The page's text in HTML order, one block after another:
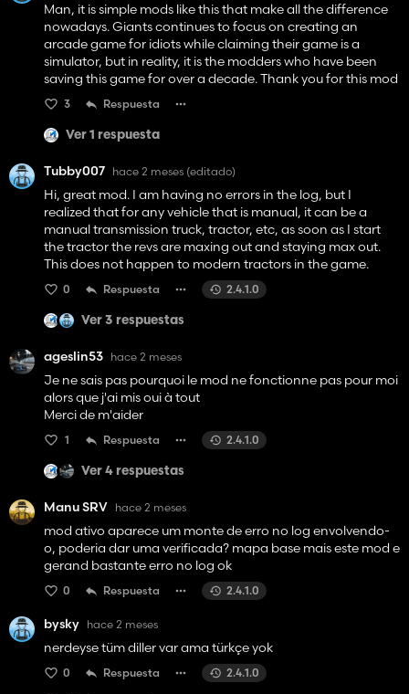
Man, it is simple mods like this that make all the difference
nowadays. Giants continues to focus on creating an
arcade game for idiots while claiming their game is a
simulator, but in reality, it is the modders who have been
saving this game for over a decade. Thank you for this mod
3 Respuesta
Ver 1 respuesta
Tubby007 hace 2 meses (editado)
Hi, great mod. I am having no errors in the log, but I
realized that for any vehicle that is manual, it can be a
manual transmission truck, tractor, etc, as soon as I start
the tractor the revs are maxing out and staying max out.
This does not happen to modern tractors in the game.
0 Respuesta 2.4.1.0
Ver 3 respuestas
ageslin53 hace 2 meses
Je ne sais pas pourquoi le mod ne fonctionne pas pour moi
alors que j'ai mis oui à tout
Merci de m'aider
1 Respuesta 2.4.1.0
Ver 4 respuestas
Manu SRV hace 2 meses
mod ativo aparece um monte de erro no log envolvendo-
o, poderia dar uma verificada? mapa base mais este mod e
gerand bastante erro no log ok
0 Respuesta 2.4.1.0
bysky hace 2 meses
nerdeyse tüm diller var ama türkçe yok
0 Respuesta 2.4.1.0